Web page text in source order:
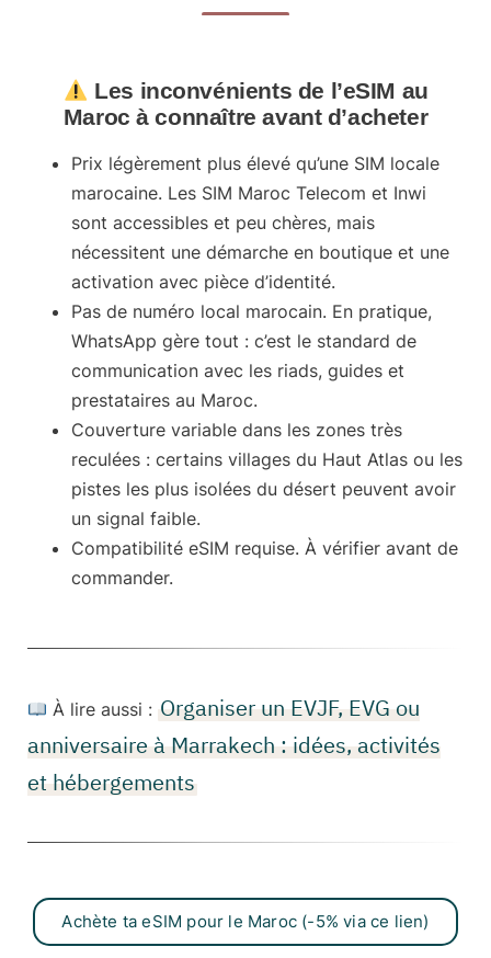
Les inconvénients de l’eSIM au
Maroc à connaître avant d’acheter
Prix légèrement plus élevé qu’une SIM locale
marocaine. Les SIM Maroc Telecom et Inwi
sont accessibles et peu chères, mais
nécessitent une démarche en boutique et une
activation avec pièce d’identité.
Pas de numéro local marocain. En pratique,
WhatsApp gère tout : c’est le standard de
communication avec les riads, guides et
prestataires au Maroc.
Couverture variable dans les zones très
reculées : certains villages du Haut Atlas ou les
pistes les plus isolées du désert peuvent avoir
un signal faible.
Compatibilité eSIM requise. À vérifier avant de
commander.
À lire aussi : Organiser un EVJF, EVG ou
anniversaire à Marrakech : idées, activités
et hébergements
Achète ta eSIM pour le Maroc (-5% via ce lien)